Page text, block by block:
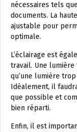
nécessaires tels
documents. La
ajustable pour
optimale.
L’éclairage est
travail. Une
qu’une lumière
Idéalement, il
que possible et
bien réparti.
Enfin, il est